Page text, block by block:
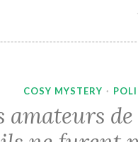
COSY MYSTERY ·
amateurs